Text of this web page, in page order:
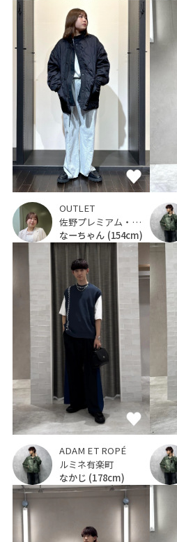
OUTLET
佐野プレミアム・アウトレット
なーちゃん (154cm)
ADAM ET ROPÉ
ルミネ有楽町
なかじ (178cm)